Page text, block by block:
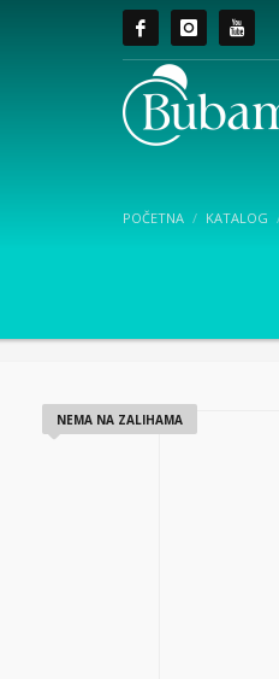
POČETNA KATALOG
NEMA NA ZALIHAMA